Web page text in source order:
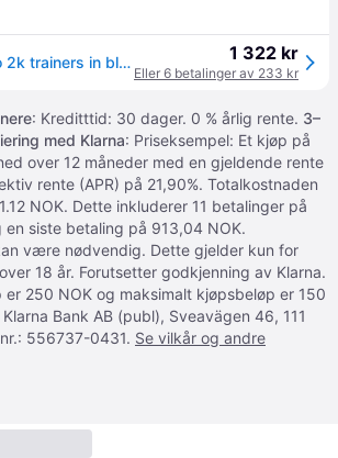
Nike Air Max Moto 2k trainers in black and silver metallic 1 322 kr
Eller 6 betalinger av 233 kr
: Kreditttid: 30 dager. 0 % årlig rente. 3–
med Klarna: Priseksempel: Et kjøp på
over 12 måneder med en gjeldende rente
rente (APR) på 21,90%. Totalkostnaden
NOK. Dette inkluderer 11 betalinger på
en siste betaling på 913,04 NOK.
være nødvendig. Dette gjelder kun for
18 år. Forutsetter godkjenning av Klarna.
er 250 NOK og maksimalt kjøpsbeløp er 150
Bank AB (publ), Sveavägen 46, 111
556737-0431. Se vilkår og andre